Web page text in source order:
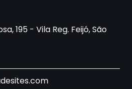
195 - Vila Reg. Feijó, São